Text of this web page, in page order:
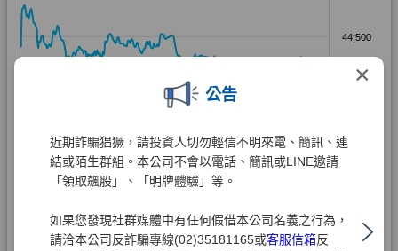
×
公告
近期詐騙猖獗，請投資人切勿輕信不明來電、簡訊、連
結或陌生群組。本公司不會以電話、簡訊或LINE邀請
「領取飆股」、「明牌體驗」等。
如果您發現社群媒體中有任何假借本公司名義之行為，
請洽本公司反詐騙專線(02)35181165或客服信箱反